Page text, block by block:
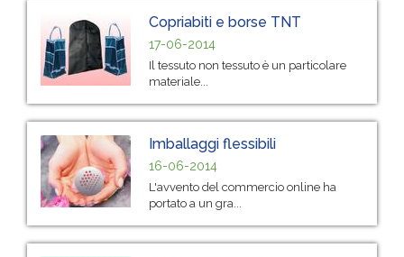
Copriabiti e borse TNT
17-06-2014
Il tessuto non tessuto è un particolare
materiale...
Imballaggi flessibili
16-06-2014
L'avvento del commercio online ha
portato a un gra...